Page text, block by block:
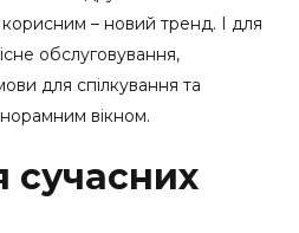
– новий тренд. І для
обслуговування,
для спілкування та
вікном.
сучасних